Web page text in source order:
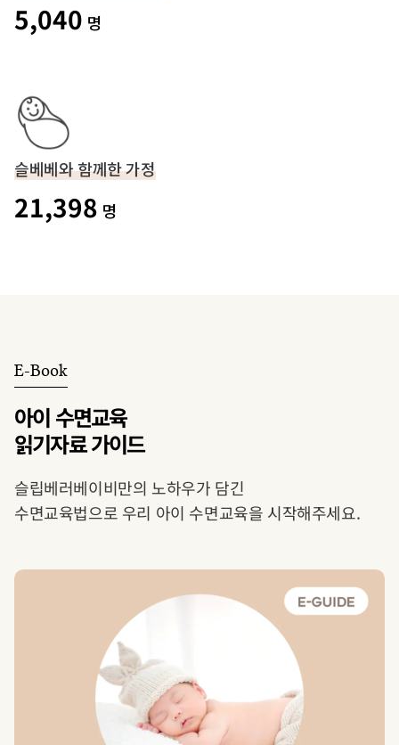
5,040 명
슬베베와 함께한 가정
21,398 명
E-Book
아이 수면교육
읽기자료 가이드
슬립베러베이비만의 노하우가 담긴
수면교육법으로 우리 아이 수면교육을 시작해주세요.